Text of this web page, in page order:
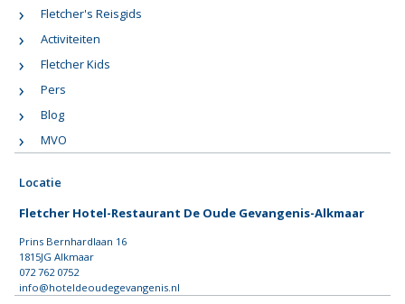
Fletcher's Reisgids
Activiteiten
Fletcher Kids
Pers
Blog
MVO
Locatie
Fletcher Hotel-Restaurant De Oude Gevangenis-Alkmaar
Prins Bernhardlaan 16
1815JG Alkmaar
072 762 0752
info@hoteldeoudegevangenis.nl